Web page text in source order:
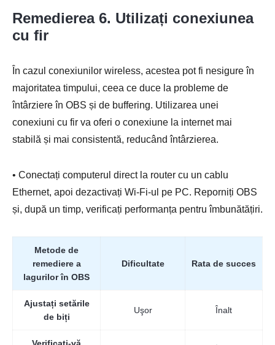
Remedierea 6. Utilizați conexiunea
cu fir
În cazul conexiunilor wireless, acestea pot fi nesigure în
majoritatea timpului, ceea ce duce la probleme de
întârziere în OBS și de buffering. Utilizarea unei
conexiuni cu fir va oferi o conexiune la internet mai
stabilă și mai consistentă, reducând întârzierea.
• Conectați computerul direct la router cu un cablu
Ethernet, apoi dezactivați Wi-Fi-ul pe PC. Reporniți OBS
și, după un timp, verificați performanța pentru îmbunătățiri.
Metode de
remediere a
lagurilor în OBS
Dificultate Rata de succes
Ajustați setările
de biți
Uşor Înalt
Verificați-vă